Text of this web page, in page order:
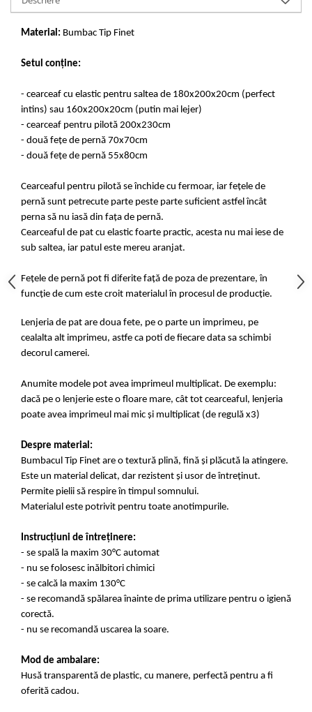
Material: Bumbac Tip Finet
Setul conține:
- cearceaf cu elastic pentru saltea de 180x200x20cm (perfect
intins) sau 160x200x20cm (putin mai lejer)
- cearceaf pentru pilotă 200x230cm
- două fețe de pernă 70x70cm
- două fețe de pernă 55x80cm
Cearceaful pentru pilotă se închide cu fermoar, iar fețele de
pernă sunt petrecute parte peste parte suficient astfel încât
perna să nu iasă din fața de pernă.
Cearceaful de pat cu elastic foarte practic, acesta nu mai iese de
sub saltea, iar patul este mereu aranjat.
Fețele de pernă pot fi diferite față de poza de prezentare, în
funcție de cum este croit materialul în procesul de producție.
Lenjeria de pat are doua fete, pe o parte un imprimeu, pe
cealalta alt imprimeu, astfe ca poti de fiecare data sa schimbi
decorul camerei.
Anumite modele pot avea imprimeul multiplicat. De exemplu:
dacă pe o lenjerie este o floare mare, cât tot cearceaful, lenjeria
poate avea imprimeul mai mic și multiplicat (de regulă x3)
Despre material:
Bumbacul Tip Finet are o textură plină, fină și plăcută la atingere.
Este un material delicat, dar rezistent și usor de întreținut.
Permite pielii să respire în timpul somnului.
Materialul este potrivit pentru toate anotimpurile.
Instrucțiuni de întreținere:
- se spală la maxim 30°C automat
- nu se folosesc inălbitori chimici
- se calcă la maxim 130°C
- se recomandă spălarea înainte de prima utilizare pentru o igienă
corectă.
- nu se recomandă uscarea la soare.
Mod de ambalare:
Husă transparentă de plastic, cu manere, perfectă pentru a fi
oferită cadou.